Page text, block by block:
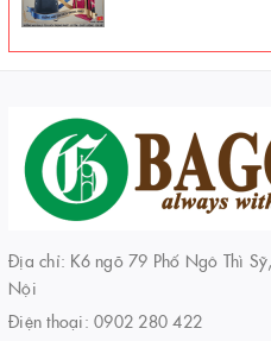
Địa chỉ: K6 ngõ 79 Phố Ngô Thì
Nội
Điện thoại: 0902 280 422